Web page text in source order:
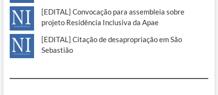
[EDITAL] Convocação para assembleia sobre
projeto Residência Inclusiva da Apae
[EDITAL] Citação de desapropriação em São
Sebastião